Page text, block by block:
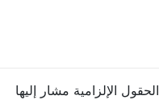
الحقول الإلزامية مشار إليها